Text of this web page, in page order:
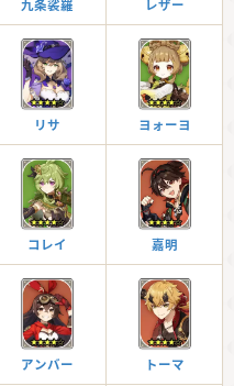
九条裟羅 レザー
リサ ヨォーヨ
コレイ 嘉明
アンバー トーマ